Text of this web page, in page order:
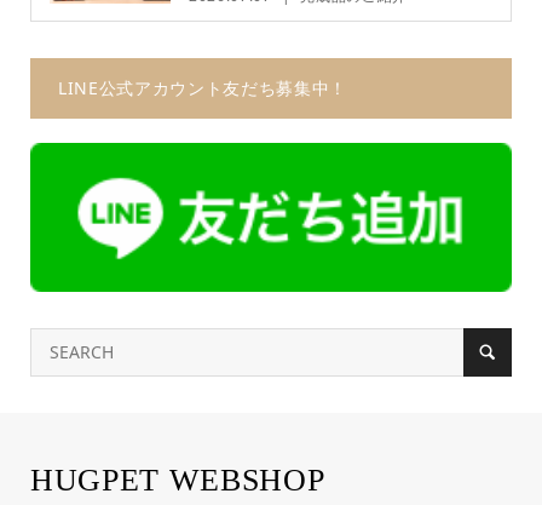
LINE公式アカウント友だち募集中！
HUGPET WEBSHOP